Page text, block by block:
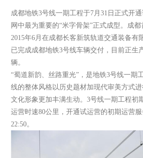
成都地铁3号线一期工程于7月31日正式开
网中最为重要的“米字骨架”正式成型。成
2015年6月在成都长客新筑轨道交通装备有
已完成成都地铁3号线车辆交付，目前正生
辆。
“蜀道新韵、丝路重光”，是地铁3号线一期
线的整体风格以历史题材加现代审美方式
文化形象更加丰满生动。3号线一期工程初
运营时速80公里，开通试运营的初期运营
22:50。